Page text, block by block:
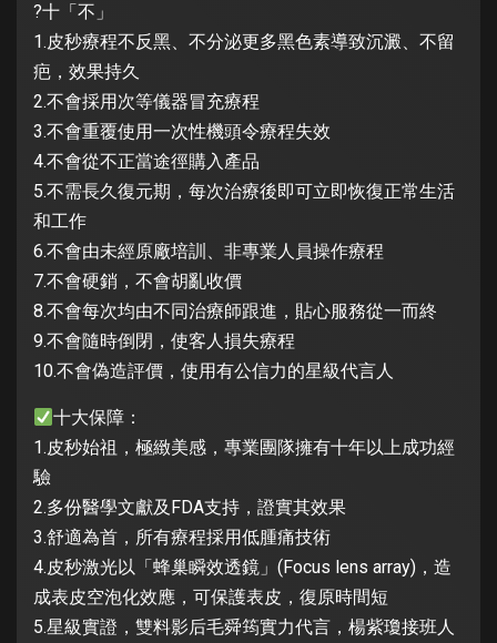
?十「不」
1.皮秒療程不反黑、不分泌更多黑色素導致沉澱、不留
疤，效果持久
2.不會採用次等儀器冒充療程
3.不會重覆使用一次性機頭令療程失效
4.不會從不正當途徑購入產品
5.不需長久復元期，每次治療後即可立即恢復正常生活
和工作
6.不會由未經原廠培訓、非專業人員操作療程
7.不會硬銷，不會胡亂收價
8.不會每次均由不同治療師跟進，貼心服務從一而終
9.不會隨時倒閉，使客人損失療程
10.不會偽造評價，使用有公信力的星級代言人
十大保障：
1.皮秒始祖，極緻美感，專業團隊擁有十年以上成功經
驗
2.多份醫學文獻及FDA支持，證實其效果
3.舒適為首，所有療程採用低腫痛技術
4.皮秒激光以「蜂巢瞬效透鏡」(Focus lens array)，造
成表皮空泡化效應，可保護表皮，復原時間短
5.星級實證，雙料影后毛舜筠實力代言，楊紫瓊接班人